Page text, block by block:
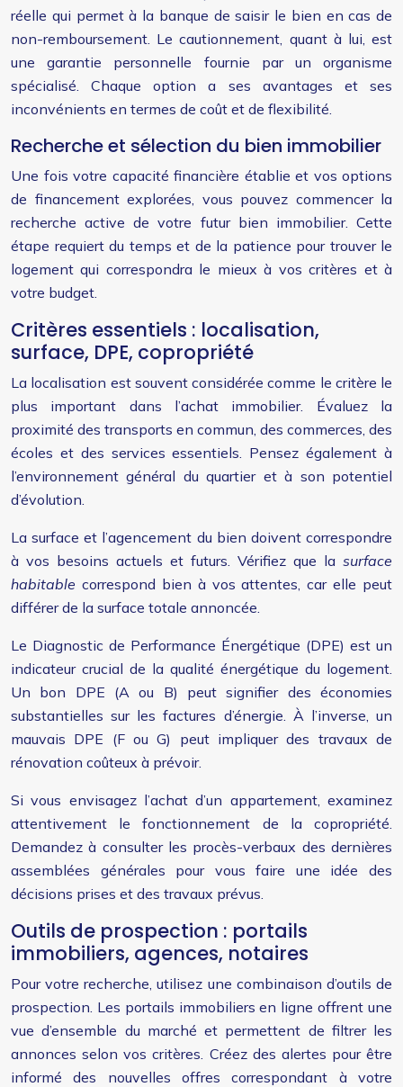
réelle qui permet à la banque de saisir le bien en cas de
non-remboursement. Le cautionnement, quant à lui, est
une garantie personnelle fournie par un organisme
spécialisé. Chaque option a ses avantages et ses
inconvénients en termes de coût et de flexibilité.
Recherche et sélection du bien immobilier
Une fois votre capacité financière établie et vos options
de financement explorées, vous pouvez commencer la
recherche active de votre futur bien immobilier. Cette
étape requiert du temps et de la patience pour trouver le
logement qui correspondra le mieux à vos critères et à
votre budget.
Critères essentiels : localisation,
surface, DPE, copropriété
La localisation est souvent considérée comme le critère le
plus important dans l’achat immobilier. Évaluez la
proximité des transports en commun, des commerces, des
écoles et des services essentiels. Pensez également à
l’environnement général du quartier et à son potentiel
d’évolution.
La surface et l’agencement du bien doivent correspondre
à vos besoins actuels et futurs. Vérifiez que la surface
habitable correspond bien à vos attentes, car elle peut
différer de la surface totale annoncée.
Le Diagnostic de Performance Énergétique (DPE) est un
indicateur crucial de la qualité énergétique du logement.
Un bon DPE (A ou B) peut signifier des économies
substantielles sur les factures d’énergie. À l’inverse, un
mauvais DPE (F ou G) peut impliquer des travaux de
rénovation coûteux à prévoir.
Si vous envisagez l’achat d’un appartement, examinez
attentivement le fonctionnement de la copropriété.
Demandez à consulter les procès-verbaux des dernières
assemblées générales pour vous faire une idée des
décisions prises et des travaux prévus.
Outils de prospection : portails
immobiliers, agences, notaires
Pour votre recherche, utilisez une combinaison d’outils de
prospection. Les portails immobiliers en ligne offrent une
vue d’ensemble du marché et permettent de filtrer les
annonces selon vos critères. Créez des alertes pour être
informé des nouvelles offres correspondant à votre